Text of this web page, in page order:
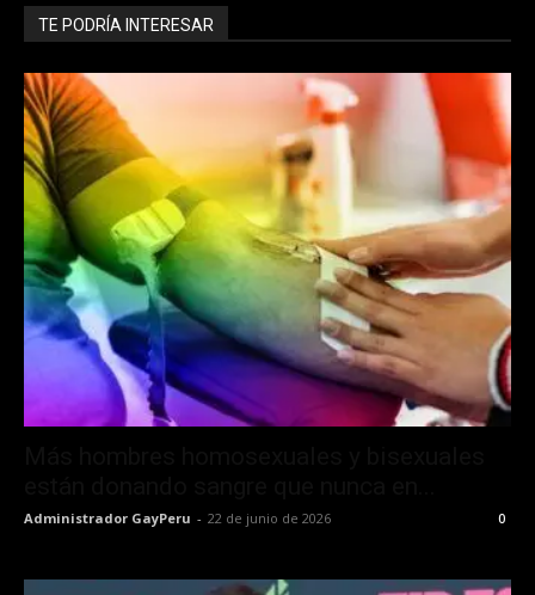
Entrar ahora
TE PODRÍA INTERESAR
Administrador GayPeru - 22 de junio de 2026 0